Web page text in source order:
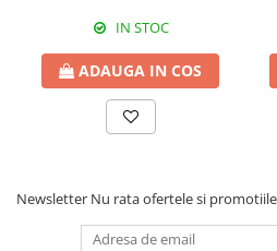
IN STOC
ADAUGA IN COS
Newsletter Nu rata ofertele si